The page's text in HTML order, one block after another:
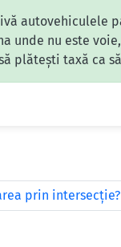
unde nu este
plătești taxă ca
prin intersecţie?